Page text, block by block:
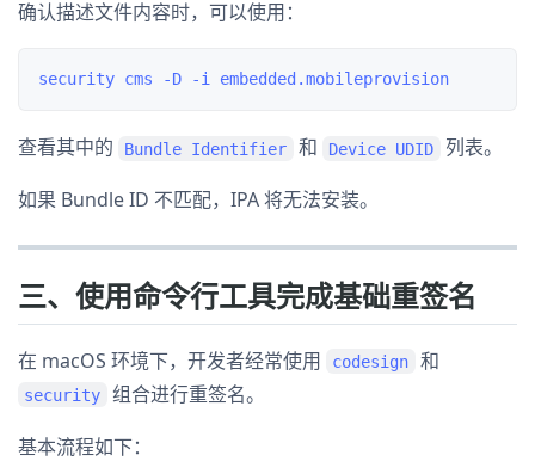
确认描述文件内容时，可以使用：
查看其中的 Bundle Identifier 和 Device UDID
列表。
如果 Bundle ID 不匹配，IPA 将无法安装。
三、使用命令行工具完成基础重签名
在 macOS 环境下，开发者经常使用 codesign 和
security
组合进行重签名。
基本流程如下：